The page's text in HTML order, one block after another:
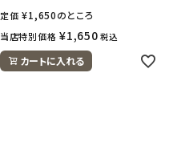
定価 ¥1,650のところ
当店特別価格 ¥1,650 税込
カートに入れる